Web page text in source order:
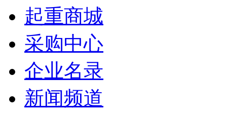
起重商城
采购中心
企业名录
新闻频道